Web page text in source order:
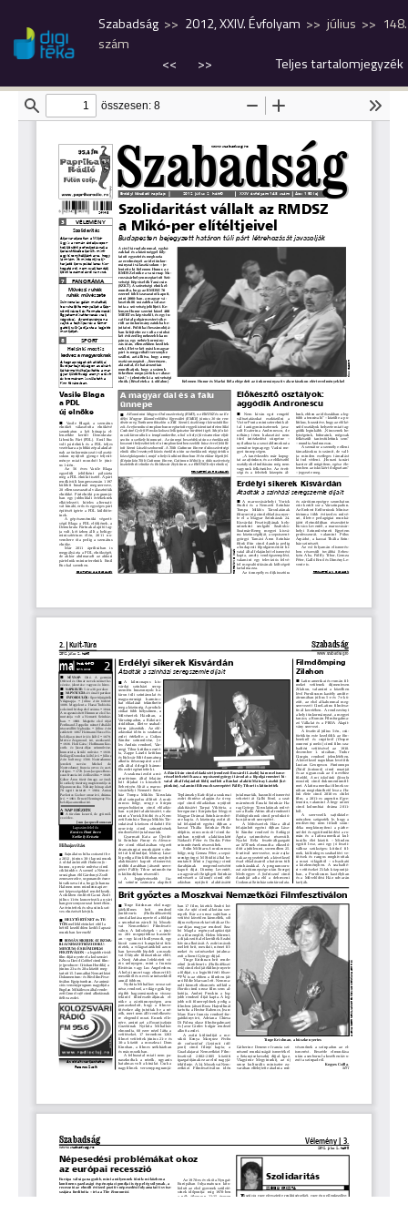
Szabadság 2012, XXIV. Évfolyam július
148.
szám
<<
>> Teljes tartalomjegyzék